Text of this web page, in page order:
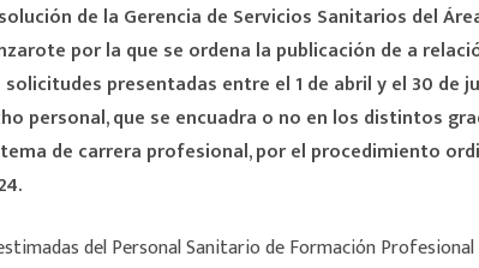
de la Gerencia de Servicios Sanitarios del
por la que se ordena la publicación de a
solicitudes presentadas entre el 1 de abril y el 30 de
personal, que se encuadra o no en los distintos
de carrera profesional, por el procedimiento
del Personal Sanitario de Formación Profesional